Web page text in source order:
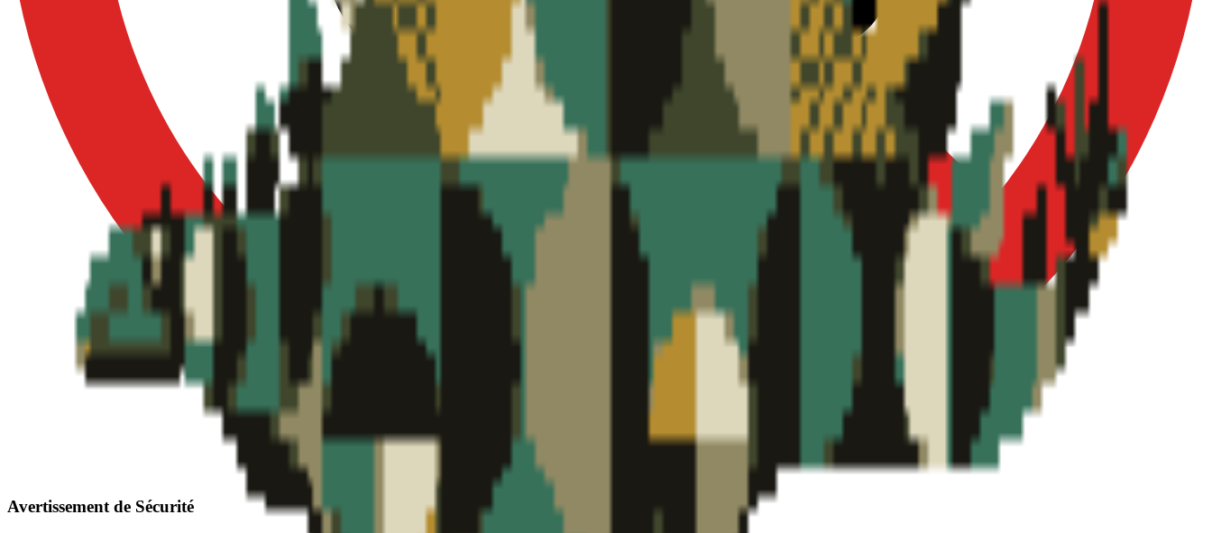
Avertissement de Sécurité